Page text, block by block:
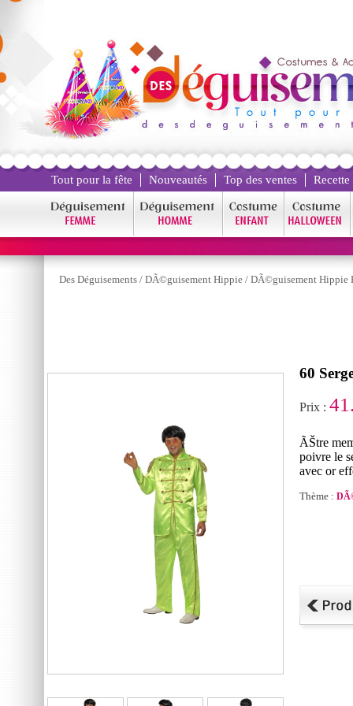
Tout pour la fête Nouveautés Top des ventes
Des Déguisements / DÃ©guisement Hippie / DÃ©guisement Hippie
60
Prix :
ÃŠtre
poivre le
avec or
Thème :